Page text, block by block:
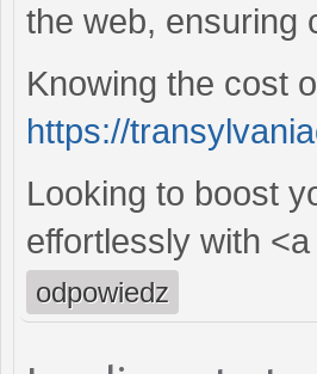
the web, ensuring
Knowing the cost
https://
Looking to boost
effortlessly with
odpowiedz